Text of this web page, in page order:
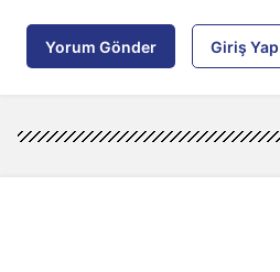
Yorum Gönder Giriş Yap